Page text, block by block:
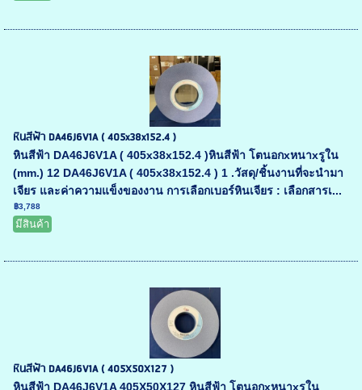
หินสีฟ้า DA46J6V1A ( 405x38x152.4 )
หินสีฟ้า DA46J6V1A ( 405x38x152.4 )หินสีฟ้า โตนอกxหนาxรูใน
(mm.) 12 DA46J6V1A ( 405x38x152.4 ) 1 .วัสดุ/ชิ้นงานที่จะนำมา
เจียร และค่าความแข็งของงาน การเลือกเบอร์หินเจียร : เลือกสารเ...
฿3,788
มีสินค้า
หินสีฟ้า DA46J6V1A ( 405X50X127 )
หินสีฟ้า DA46J6V1A 405X50X127 หินสีฟ้า โตนอกxหนาxรูใน